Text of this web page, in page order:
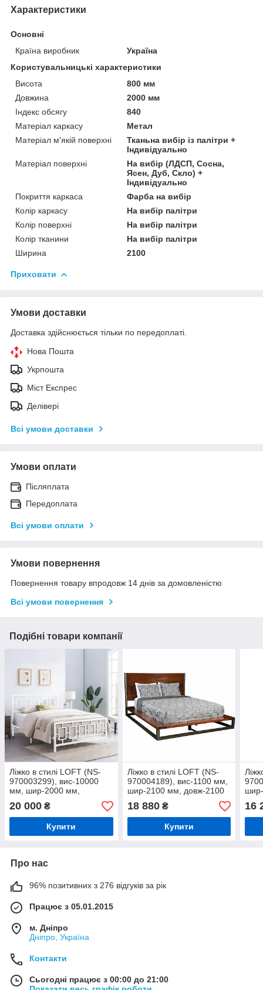
Характеристики
Основні
Країна виробник
Україна
Користувальницькі характеристики
Висота
800 мм
Довжина
2000 мм
Індекс обсягу
840
Матеріал каркасу
Метал
Матеріал м'якій поверхні
Тканьна вибір із палітри +
Індивідуально
Матеріал поверхні
На вибір (ЛДСП, Сосна,
Ясен, Дуб, Скло) +
Індивідуально
Покриття каркаса
Фарба на вибір
Колір каркасу
На вибір палітри
Колір поверхні
На вибір палітри
Колір тканини
На вибір палітри
Ширина
2100
Приховати
Умови доставки
Доставка здійснюється тільки по передоплаті.
Нова Пошта
Укрпошта
Міст Експрес
Делівері
Всі умови доставки
Умови оплати
Післяплата
Передоплата
Всі умови оплати
Умови повернення
Повернення товару впродовж 14 днів за домовленістю
Всі умови повернення
Подібні товари компанії
Ліжко в стилі LOFT (NS-
970003299), вис-10000
мм, шир-2000 мм,
довж-1700 мм,
20 000 ₴
Купити
Ліжко в стилі LOFT (NS-
970004189), вис-1100 мм,
шир-2100 мм, довж-2100
мм,
18 880₴
Купити
мм,
16
Про нас
96% позитивних з 276 відгуків за рік
Працює з 05.01.2015
м. Дніпро
Дніпро, Україна
Контакти
Сьогодні працює з 00:00 до 21:00